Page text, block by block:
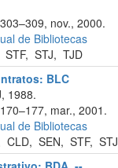
nov., 2000.
de Bibliotecas
STF,STJ,TJD
BLC
1988.
mar., 2001.
de Bibliotecas
CLD,SEN,STF,STJ